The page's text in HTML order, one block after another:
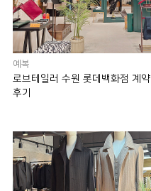
예복
로브테일러 수원 롯데백화점 계약
후기